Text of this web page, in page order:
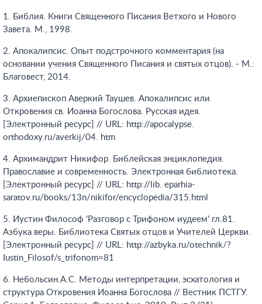
1. Библия. Книги Священного Писания Ветхого и Нового
Завета. М., 1998.
2. Апокалипсис. Опыт подстрочного комментария (на
основании учения Священного Писания и святых отцов). - М.:
Благовест, 2014.
3. Архиепископ Аверкий Таушев. Апокалипсис или
Откровения св. Иоанна Богослова. Русская идея.
[Электронный ресурс] // URL: http://apocalypse.
orthodoxy.ru/averkij/04. htm
4. Архимандрит Никифор. Библейская энциклопедия.
Православие и современность. Электронная библиотека.
[Электронный ресурс] // URL: http://lib. eparhia-
saratov.ru/books/13n/nikifor/encyclopedia/315.html
5. Иустин Философ 'Разговор с Трифоном иудеем' гл.81.
Азбука веры. Библиотека Святых отцов и Учителей Церкви.
[Электронный ресурс] // URL: http://azbyka.ru/otechnik/?
Iustin_Filosof/s_trifonom=81
6. Небольсин.А.С. Методы интерпретации, эсхатология и
структура Откровения Иоанна Богослова // Вестник ПСТГУ.